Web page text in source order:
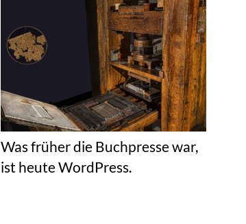
Was früher die Buchpresse war,
ist heute WordPress.